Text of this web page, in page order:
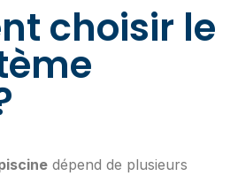
choisir le
dépend de plusieurs